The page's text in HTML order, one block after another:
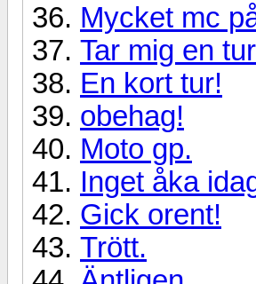
Mycket mc
Tar mig en
En kort tur!
obehag!
Moto gp.
Inget åka
Gick orent!
Trött.